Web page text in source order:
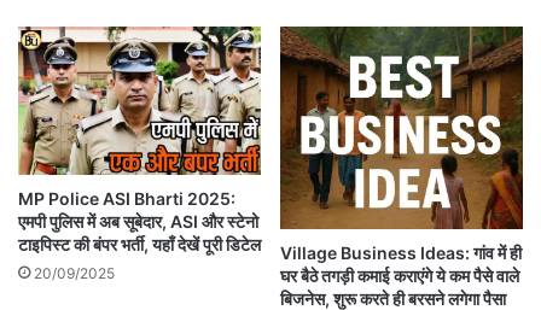
MP Police ASI Bharti 2025:
एमपी पुलिस में अब सूबेदार, ASI और स्टेनो
टाइपिस्ट की बंपर भर्ती, यहाँ देखें पूरी डिटेल
20/09/2025
Village Business Ideas: गांव में ही
घर बैठे तगड़ी कमाई कराएंगे ये कम पैसे वाले
बिजनेस, शुरू करते ही बरसने लगेगा पैसा